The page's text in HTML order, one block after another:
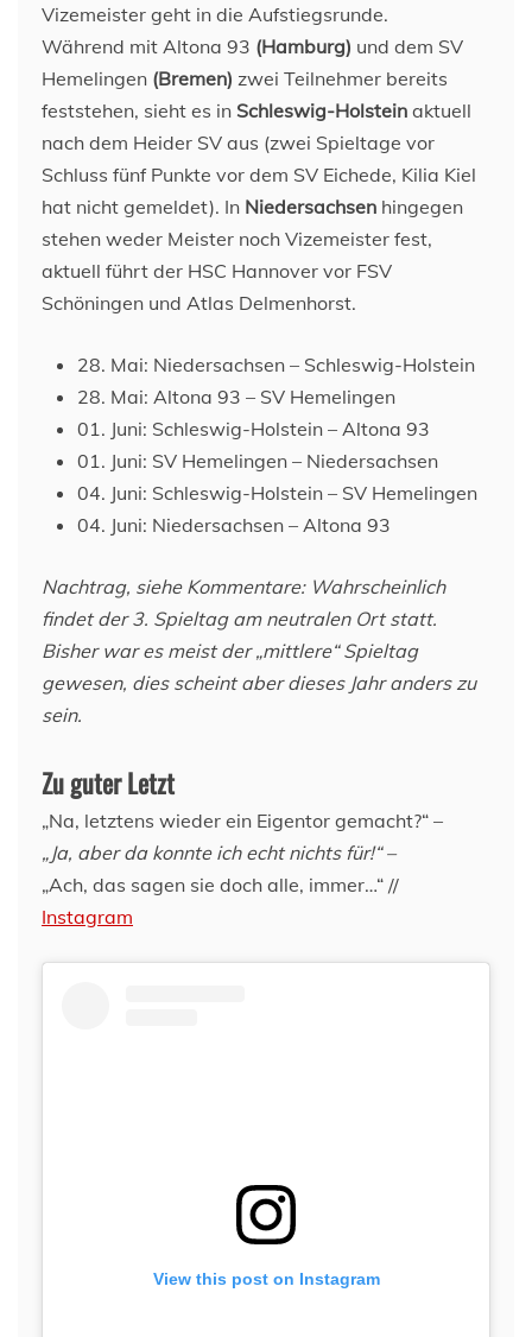
Vizemeister geht in die Aufstiegsrunde.
Während mit Altona 93 (Hamburg) und dem SV
Hemelingen (Bremen) zwei Teilnehmer bereits
feststehen, sieht es in Schleswig-Holstein aktuell
nach dem Heider SV aus (zwei Spieltage vor
Schluss fünf Punkte vor dem SV Eichede, Kilia Kiel
hat nicht gemeldet). In Niedersachsen hingegen
stehen weder Meister noch Vizemeister fest,
aktuell führt der HSC Hannover vor FSV
Schöningen und Atlas Delmenhorst.
28. Mai: Niedersachsen – Schleswig-Holstein
28. Mai: Altona 93 – SV Hemelingen
01. Juni: Schleswig-Holstein – Altona 93
01. Juni: SV Hemelingen – Niedersachsen
04. Juni: Schleswig-Holstein – SV Hemelingen
04. Juni: Niedersachsen – Altona 93
Nachtrag, siehe Kommentare: Wahrscheinlich
findet der 3. Spieltag am neutralen Ort statt.
Bisher war es meist der „mittlere“ Spieltag
gewesen, dies scheint aber dieses Jahr anders zu
sein.
Zu guter Letzt
„Na, letztens wieder ein Eigentor gemacht?“ –
„Ja, aber da konnte ich echt nichts für!“ –
„Ach, das sagen sie doch alle, immer…“ //
Instagram
View this post on Instagram